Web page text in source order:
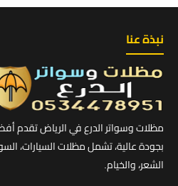
نبذة عنا
مظلات وسواتر الدرع في الرياض تقدم
بجودة عالية، تشمل مظلات السيارات،
الشعر، والخيام.